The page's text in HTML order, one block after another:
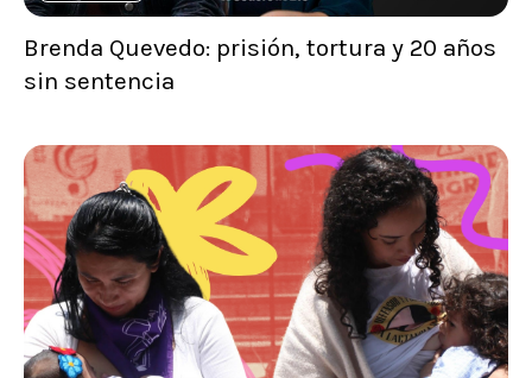
Brenda Quevedo: prisión, tortura y 20 años
sin sentencia